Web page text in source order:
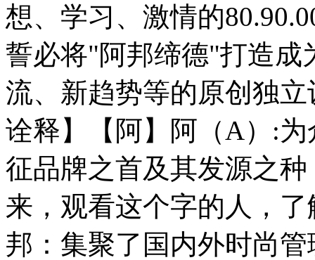
想、学习、激情的
誓必将"阿邦缔德"打造成
流、新趋势等的原创独
诠释】【阿】阿（A）:
征品牌之首及其发源之
来，观看这个字的人，
邦：集聚了国内外时尚